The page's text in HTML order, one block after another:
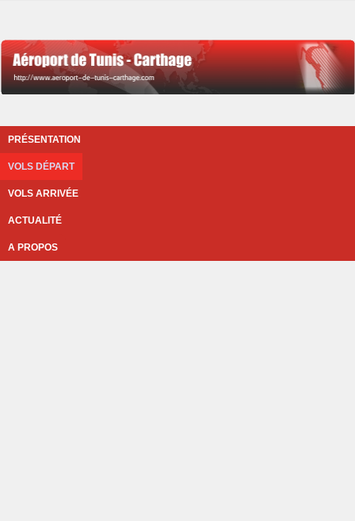
PRÉSENTATION
VOLS DÉPART
VOLS ARRIVÉE
ACTUALITÉ
A PROPOS